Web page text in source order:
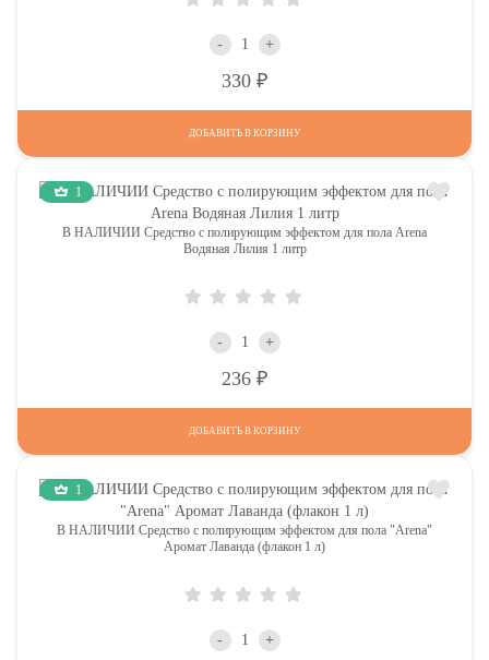
- +
330
ДОБАВИТЬ В КОРЗИНУ
1
В НАЛИЧИИ Средство с полирующим эффектом для пола Arena
Водяная Лилия 1 литр
- +
236
ДОБАВИТЬ В КОРЗИНУ
1
В НАЛИЧИИ Средство с полирующим эффектом для пола "Arena"
Аромат Лаванда (флакон 1 л)
- +